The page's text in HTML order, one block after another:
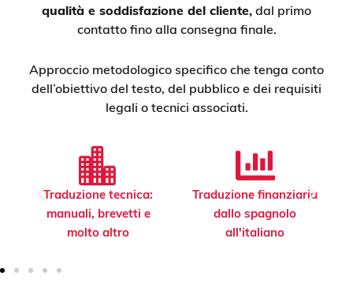
qualità e soddisfazione del cliente, dal primo
contatto fino alla consegna finale.
Approccio metodologico specifico che tenga conto
dell’obiettivo del testo, del pubblico e dei requisiti
legali o tecnici associati.
Traduzione tecnica:
manuali, brevetti e
molto altro
Traduzione finanziaria
dallo spagnolo
all'italiano